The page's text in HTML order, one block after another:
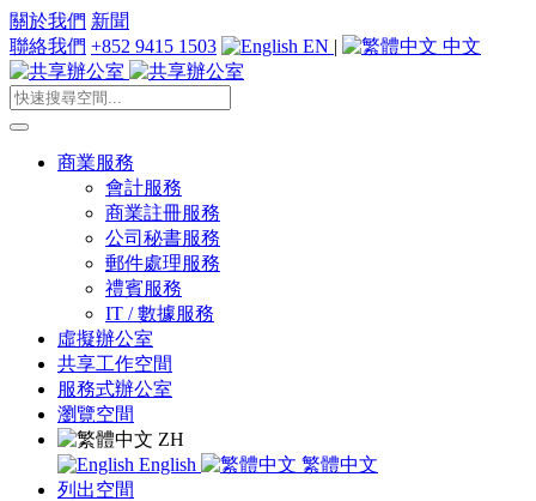
關於我們 新聞
聯絡我們 +852 9415 1503 EN | 中文
商業服務
會計服務
商業註冊服務
公司秘書服務
郵件處理服務
禮賓服務
IT / 數據服務
虛擬辦公室
共享工作空間
服務式辦公室
瀏覽空間
ZH
English
繁體中文
列出空間